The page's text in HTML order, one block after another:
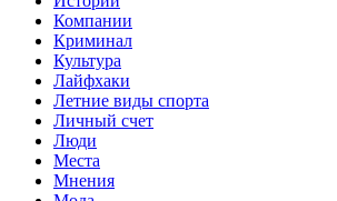
Компании
Криминал
Культура
Лайфхаки
Летние виды спорта
Личный счет
Люди
Места
Мнения